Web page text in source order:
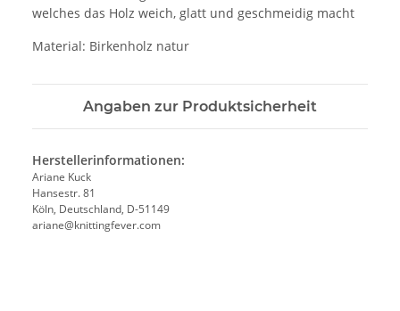
welches das Holz weich, glatt und geschmeidig macht
Material: Birkenholz natur
Angaben zur Produktsicherheit
Herstellerinformationen:
Ariane Kuck
Hansestr. 81
Köln, Deutschland, D-51149
ariane@knittingfever.com